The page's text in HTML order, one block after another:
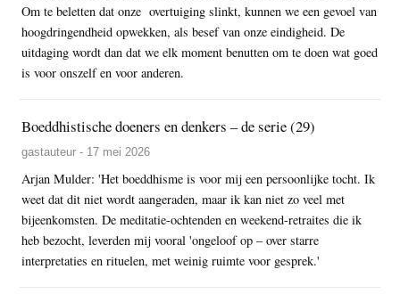
Om te beletten dat onze overtuiging slinkt, kunnen we een gevoel van
hoogdringendheid opwekken, als besef van onze eindigheid. De
uitdaging wordt dan dat we elk moment benutten om te doen wat goed
is voor onszelf en voor anderen.
Boeddhistische doeners en denkers – de serie (29)
gastauteur - 17 mei 2026
Arjan Mulder: 'Het boeddhisme is voor mij een persoonlijke tocht. Ik
weet dat dit niet wordt aangeraden, maar ik kan niet zo veel met
bijeenkomsten. De meditatie-ochtenden en weekend-retraites die ik
heb bezocht, leverden mij vooral 'ongeloof op – over starre
interpretaties en rituelen, met weinig ruimte voor gesprek.'